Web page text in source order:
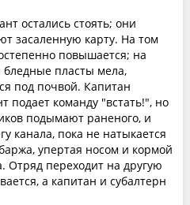
остались стоять; они
засаленную карту. На том
повышается; на
бледные пласты мела,
под почвой. Капитан
подает команду "встать!", но
подымают раненого, и
канала, пока не натыкается
упертая носом и кормой
Отряд переходит на другую
а капитан и субалтерн